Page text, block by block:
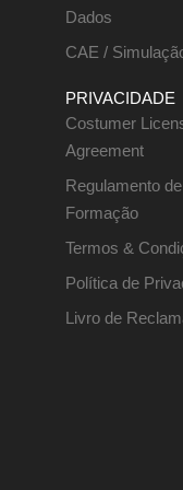
Dados
CAE /
PRIVACIDADE
Costumer
Agreement
Regulamento de
Formação
Termos &
Política de
Livro de